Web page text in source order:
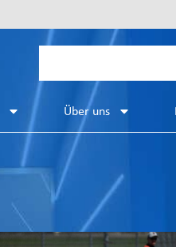
Über uns